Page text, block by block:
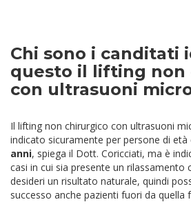
Chi sono i canditati
questo il lifting non
con ultrasuoni
Il lifting non chirurgico con ultrasuoni
indicato sicuramente per persone di
anni, spiega il Dott. Coricciati, ma è
casi in cui sia presente un rilassamento
desideri un risultato naturale, quindi
successo anche pazienti fuori da quella